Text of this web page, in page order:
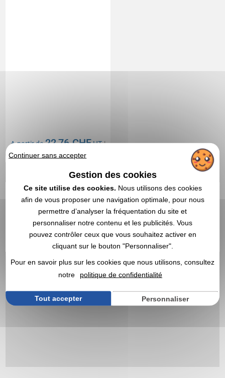
A partir de22,76 CHFHT|
24,80 €
DEVIS EXPRESS
1
Continuer sans accepter
Gestion des cookies
Ce site utilise des cookies. Nous utilisons des cookies
afin de vous proposer une navigation optimale, pour nous
permettre d’analyser la fréquentation du site et
personnaliser notre contenu et les publicités. Vous
pouvez contrôler ceux que vous souhaitez activer en
cliquant sur le bouton "Personnaliser".
Pour en savoir plus sur les cookies que nous utilisons, consultez
notre
politique de confidentialité
Tout accepter Personnaliser